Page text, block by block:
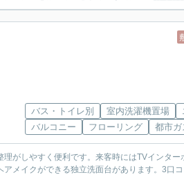
バス・トイレ別 室内洗濯機置場
バルコニー
フローリング 都市ガ
がしやすく便利です。来客時にはTVインター
メイクができる独立洗面台があります。3口